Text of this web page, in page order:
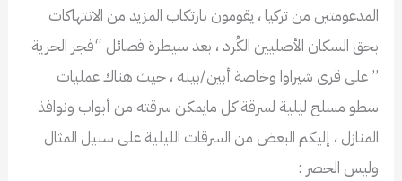
المدعومتين من تركيا ، يقومون بارتكاب المزيد من الانتهاكات
بحق السكان الأصليين الكُرد ، بعد سيطرة فصائل “فجر الحرية
” على قرى شيراوا وخاصة أبين/بينه ، حيث هناك عمليات
سطو مسلح ليلية لسرقة كل مايمكن سرقته من أبواب ونوافذ
المنازل ، إليكم البعض من السرقات الليلية على سبيل المثال
وليس الحصر :